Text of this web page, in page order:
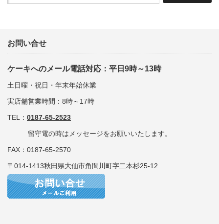
お問い合せ
ケーキへのメール電話対応：平日9時～13時
土日曜・祝日・年末年始休業
実店舗営業時間：8時～17時
TEL： 0187-65-2523
留守電の時はメッセージをお願いいたします。
FAX：0187-65-2570
〒014-1413秋田県大仙市角間川町字二本杉25-12